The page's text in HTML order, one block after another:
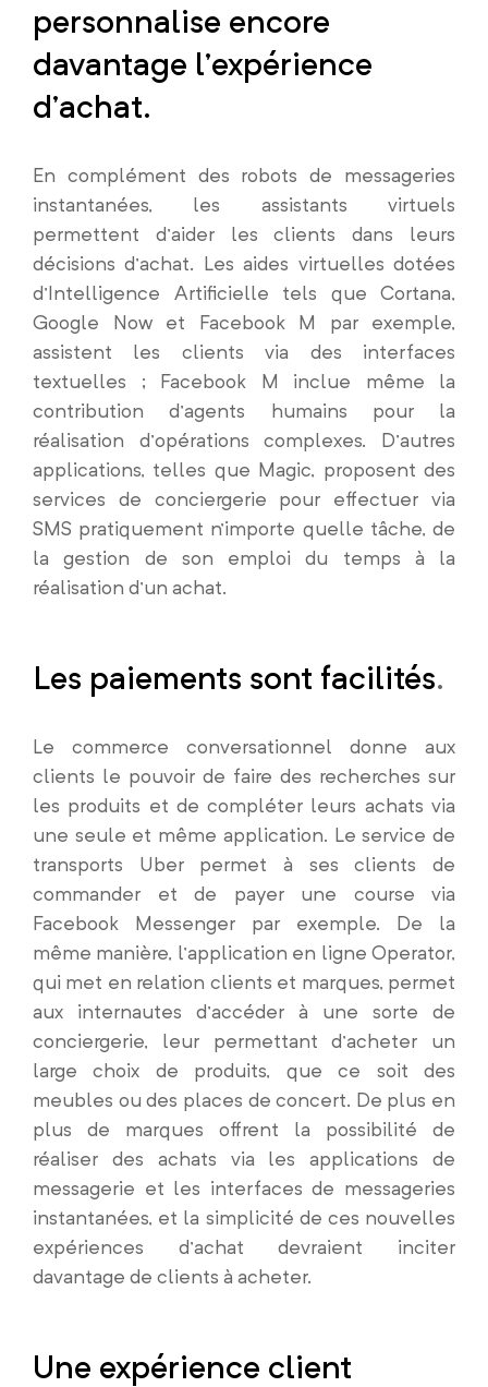
personnalise encore
davantage l’expérience
d’achat.
En complément des robots de messageries
instantanées, les assistants virtuels
permettent d’aider les clients dans leurs
décisions d’achat. Les aides virtuelles dotées
d’Intelligence Artificielle tels que Cortana,
Google Now et Facebook M par exemple,
assistent les clients via des interfaces
textuelles ; Facebook M inclue même la
contribution d’agents humains pour la
réalisation d’opérations complexes. D’autres
applications, telles que Magic, proposent des
services de conciergerie pour effectuer via
SMS pratiquement n’importe quelle tâche, de
la gestion de son emploi du temps à la
réalisation d’un achat.
Les paiements sont facilités.
Le commerce conversationnel donne aux
clients le pouvoir de faire des recherches sur
les produits et de compléter leurs achats via
une seule et même application. Le service de
transports Uber permet à ses clients de
commander et de payer une course via
Facebook Messenger par exemple. De la
même manière, l’application en ligne Operator,
qui met en relation clients et marques, permet
aux internautes d’accéder à une sorte de
conciergerie, leur permettant d’acheter un
large choix de produits, que ce soit des
meubles ou des places de concert. De plus en
plus de marques offrent la possibilité de
réaliser des achats via les applications de
messagerie et les interfaces de messageries
instantanées, et la simplicité de ces nouvelles
expériences d’achat devraient inciter
davantage de clients à acheter.
Une expérience client